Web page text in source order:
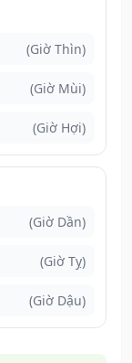
(Giờ Thìn)
(Giờ Mùi)
(Giờ Hợi)
(Giờ Dần)
(Giờ Tỵ)
(Giờ Dậu)